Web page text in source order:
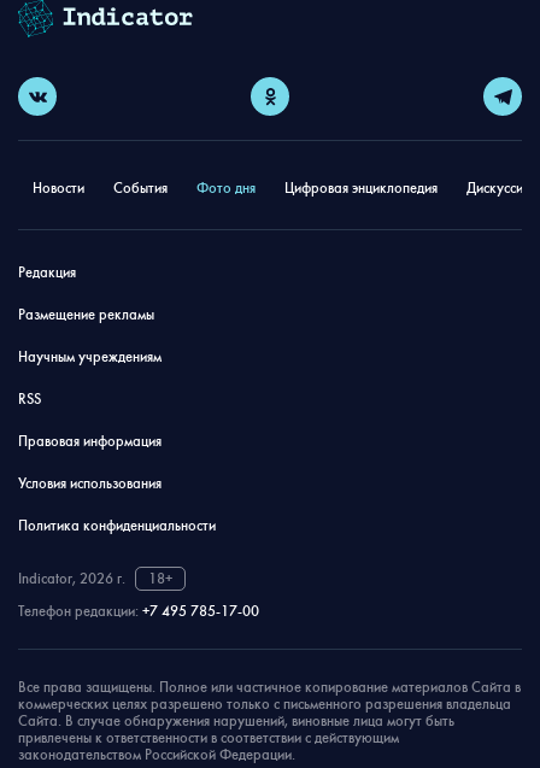
Новости События Фото дня Цифровая энциклопедия
Редакция
Размещение рекламы
Научным учреждениям
RSS
Правовая информация
Условия использования
Политика конфиденциальности
Indicator, 2026 г.
18+
Телефон редакции: +7 495 785-17-00
Все права защищены. Полное или частичное копирование материалов Сайта в
коммерческих целях разрешено только с письменного разрешения владельца
Сайта. В случае обнаружения нарушений, виновные лица могут быть
привлечены к ответственности в соответствии с действующим
законодательством Российской Федерации.